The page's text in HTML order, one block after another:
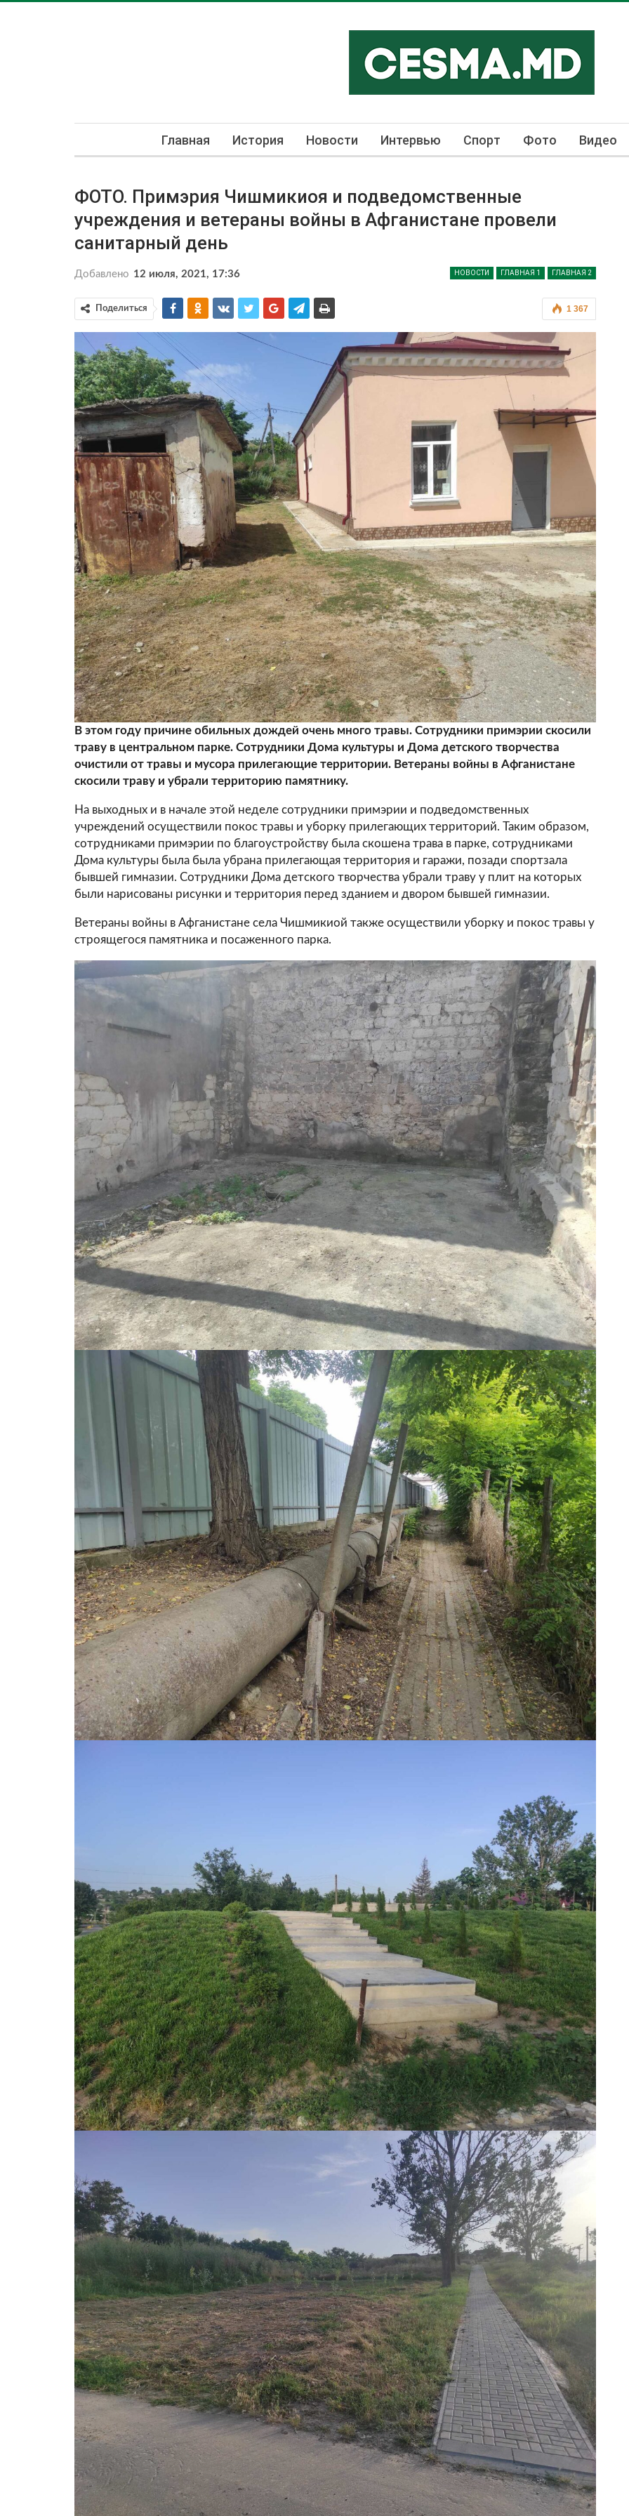
Главная История Новости Интервью Спорт Фото Видео
ФОТО. Примэрия Чишмикиоя и подведомственные
учреждения и ветераны войны в Афганистане провели
санитарный день
НОВОСТИ ГЛАВНАЯ 1 ГЛАВНАЯ 2
Добавлено 12 июля, 2021, 17:36
1 367
Поделиться
В этом году причине обильных дождей очень много травы. Сотрудники примэрии скосили
траву в центральном парке. Сотрудники Дома культуры и Дома детского творчества
очистили от травы и мусора прилегающие территории. Ветераны войны в Афганистане
скосили траву и убрали территорию памятнику.
На выходных и в начале этой неделе сотрудники примэрии и подведомственных
учреждений осуществили покос травы и уборку прилегающих территорий. Таким образом,
сотрудниками примэрии по благоустройству была скошена трава в парке, сотрудниками
Дома культуры была была убрана прилегающая территория и гаражи, позади спортзала
бывшей гимназии. Сотрудники Дома детского творчества убрали траву у плит на которых
были нарисованы рисунки и территория перед зданием и двором бывшей гимназии.
Ветераны войны в Афганистане села Чишмикиой также осуществили уборку и покос травы у
строящегося памятника и посаженного парка.